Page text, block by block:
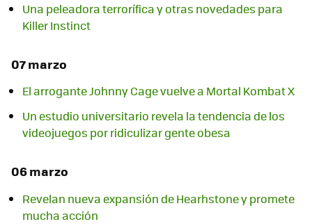
Una peleadora terrorífica y otras novedades para
Killer Instinct
07 marzo
El arrogante Johnny Cage vuelve a Mortal Kombat X
Un estudio universitario revela la tendencia de los
videojuegos por ridiculizar gente obesa
06 marzo
Revelan nueva expansión de Hearhstone y promete
mucha acción